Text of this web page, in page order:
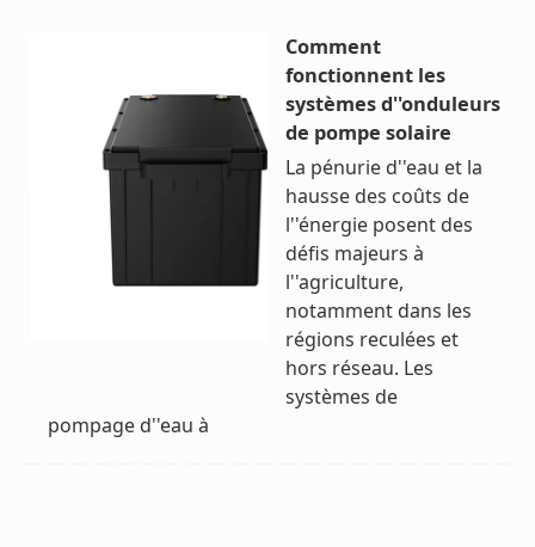
Comment
fonctionnent les
systèmes d''onduleurs
de pompe solaire
La pénurie d''eau et la
hausse des coûts de
l''énergie posent des
défis majeurs à
l''agriculture,
notamment dans les
régions reculées et
hors réseau. Les
systèmes de
pompage d''eau à